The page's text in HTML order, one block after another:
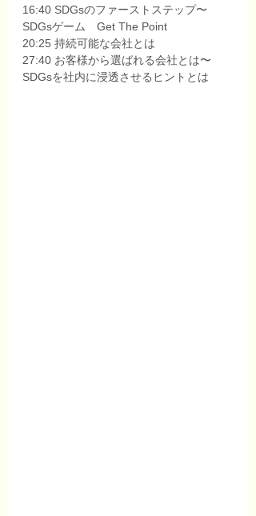
16:40 SDGsのファーストステップ〜
SDGsゲーム　Get The Point
20:25 持続可能な会社とは
27:40 お客様から選ばれる会社とは〜
SDGsを社内に浸透させるヒントとは